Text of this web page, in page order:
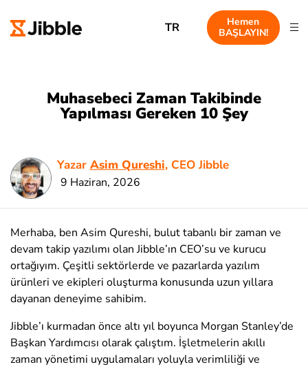
TR
Hemen
BAŞLAYIN!
Muhasebeci Zaman Takibinde
Yapılması Gereken 10 Şey
Yazar Asim Qureshi, CEO Jibble
9 Haziran, 2026
Merhaba, ben Asim Qureshi, bulut tabanlı bir zaman ve
devam takip yazılımı olan Jibble’ın CEO’su ve kurucu
ortağıyım. Çeşitli sektörlerde ve pazarlarda yazılım
ürünleri ve ekipleri oluşturma konusunda uzun yıllara
dayanan deneyime sahibim.
Jibble’ı kurmadan önce altı yıl boyunca Morgan Stanley’de
Başkan Yardımcısı olarak çalıştım. İşletmelerin akıllı
zaman yönetimi uygulamaları yoluyla verimliliği ve